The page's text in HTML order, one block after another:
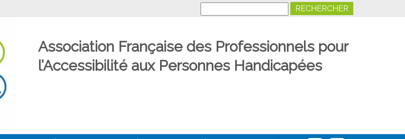
Association Française des Professionnels pour
l’Accessibilité aux Personnes Handicapées